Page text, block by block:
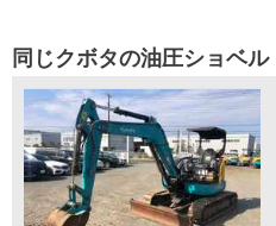
同じクボタの油圧ショベル